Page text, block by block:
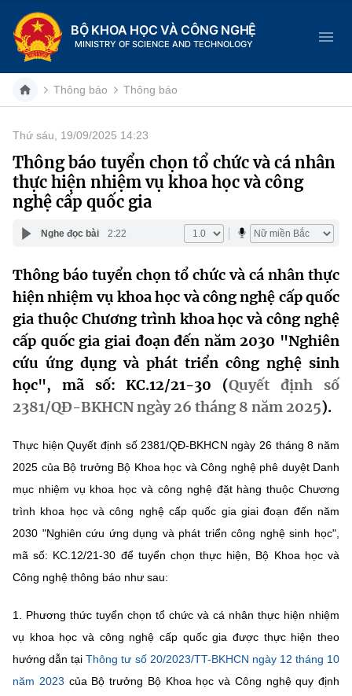
BỘ KHOA HỌC VÀ CÔNG NGHỆ
MINISTRY OF SCIENCE AND TECHNOLOGY
Danh mục
Trang chủ
Cơ cấu tổ chức
Lịch sử phát triển
Sở Khoa học và Công nghệ
Khoa học và Công nghệ
Đổi mới sáng tạo
Chuyển đổi số
Bưu chính, Viễn thông
Sở hữu trí tuệ
Tiêu chuẩn, đo lường, chất lượng
Năng lượng nguyên tử
Dịch vụ công
Hệ thống văn bản
Văn bản QPPL
Văn bản chỉ đạo điều hành
Lấy ý kiến người dân về dự thảo VBQPPL
MST IOFFICE
THỐNG KÊ
Khoa học và Công nghệ
Chuyển đổi số
Bưu chính, Viễn thông
Tiêu chuẩn, đo lường, chất lượng
Năng lượng nguyên tử
Multimedia
THƯ ĐIỆN TỬ
Khác
Infographic
Ảnh
Voice
Nhiệm vụ trọng tâm
Thông báo Thông báo
Thứ sáu, 19/09/2025 14:23
Thông báo tuyển chọn tổ chức và cá nhân
thực hiện nhiệm vụ khoa học và công
nghệ cấp quốc gia
Nghe đọc bài 2:22
Thông báo tuyển chọn tổ chức và cá nhân thực
hiện nhiệm vụ khoa học và công nghệ cấp quốc
gia thuộc Chương trình khoa học và công nghệ
cấp quốc gia giai đoạn đến năm 2030 "Nghiên
cứu ứng dụng và phát triển công nghệ sinh
học", mã số: KC.12/21-30 (Quyết định số
2381/QĐ-BKHCN ngày 26 tháng 8 năm 2025).
Thực hiện Quyết định số 2381/QĐ-BKHCN ngày 26 tháng 8 năm
2025 của Bộ trưởng Bộ Khoa học và Công nghệ phê duyệt Danh
mục nhiệm vụ khoa học và công nghệ đặt hàng thuộc Chương
trình khoa học và công nghệ cấp quốc gia giai đoạn đến năm
2030 "Nghiên cứu ứng dụng và phát triển công nghệ sinh học",
mã số: KC.12/21-30 để tuyển chọn thực hiện, Bộ Khoa học và
Công nghệ thông báo như sau:
1. Phương thức tuyển chọn tổ chức và cá nhân thực hiện nhiệm
vụ khoa học và công nghệ cấp quốc gia được thực hiện theo
hướng dẫn tạiThông tư số 20/2023/TT-BKHCN ngày 12 tháng 10
năm 2023 của Bộ trưởng Bộ Khoa học và Công nghệ quy định